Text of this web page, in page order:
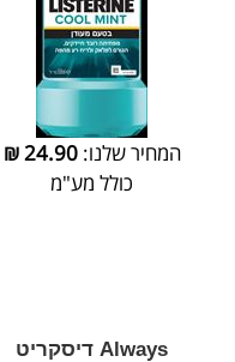
המחיר שלנו:24.90
₪
כולל מע"מ
Always דיסקריט